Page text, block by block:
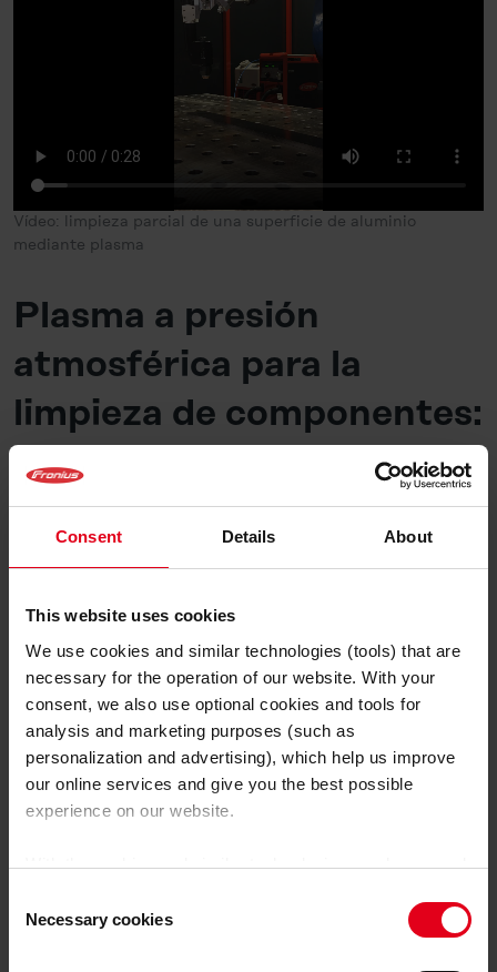
Consent Details About
This website uses cookies
We use cookies and similar technologies (tools) that are
necessary for the operation of our website. With your
consent, we also use optional cookies and tools for
analysis and marketing purposes (such as
personalization and advertising), which help us improve
our online services and give you the best possible
experience on our website.
With the cookies and similar technologies used, personal
providers. Third-party providers also include Google LLC,
YouTube LLC and Meta Platforms, Inc., which are based
Selection
Necessary cookies
Vídeo: limpieza parcial de una superficie de aluminio
mediante plasma
Plasma a presión
atmosférica para la
limpieza de componentes:
sostenible y seguro
El pretratamiento con plasma es una alternativa
perfecta a los métodos de pretratamiento
convencionales, como el rectificado o el lavado
de estos, como la contaminación por polvo de
rectificado o los riesgos químicos. Esta tecnología no
solo mejora las condiciones laborales, sino que
también es interesante desde el punto de vista
ecológico, pues no hay que eliminar disolventes o
productos químicos.
Principales ventajas de la
Económica y respetuosa con el medio ambiente
Sostenible